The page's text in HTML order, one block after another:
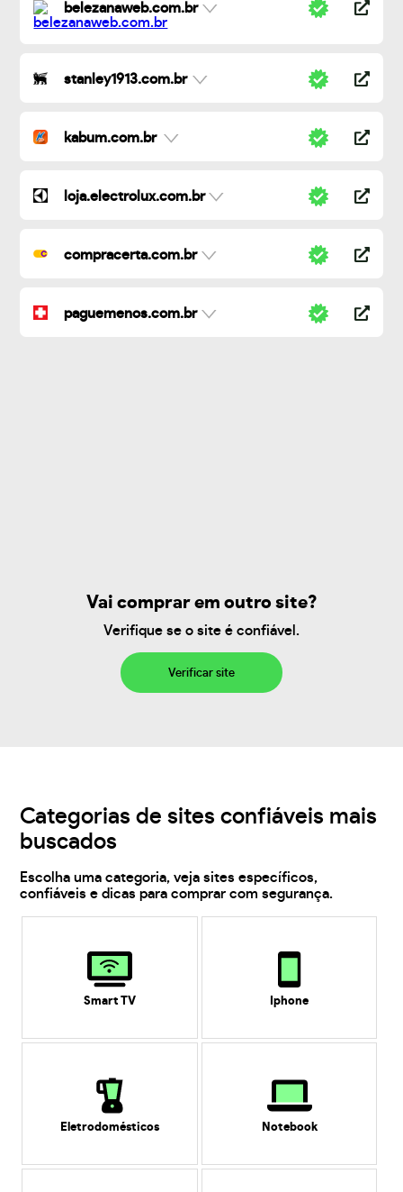
belezanaweb.com.br
stanley1913.com.br
kabum.com.br
loja.electrolux.com.br
compracerta.com.br
paguemenos.com.br
Vai comprar em outro site?
Verifique se o site é confiável.
Verificar site
Categorias de sites confiáveis mais
buscados
Escolha uma categoria, veja sites específicos,
confiáveis e dicas para comprar com segurança.
Smart TV Iphone
Eletrodomésticos Notebook